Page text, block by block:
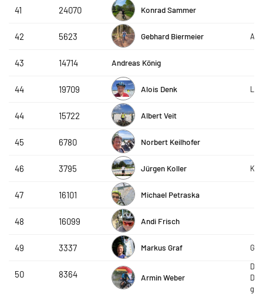
41 24070 Konrad Sammer
42 5623 Gebhard Biermeier
43 14714 Andreas König
44 19709 Alois Denk
44 15722 Albert Veit
45 6780 Norbert Keilhofer
46 3795 Jürgen Koller
47 16101 Michael Petraska
48 16099 Andi Frisch
49 3337 Markus Graf
50 8364 Armin Weber